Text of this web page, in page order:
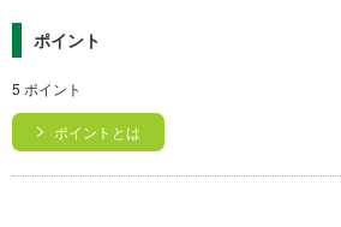
ポイント
5 ポイント
ポイントとは